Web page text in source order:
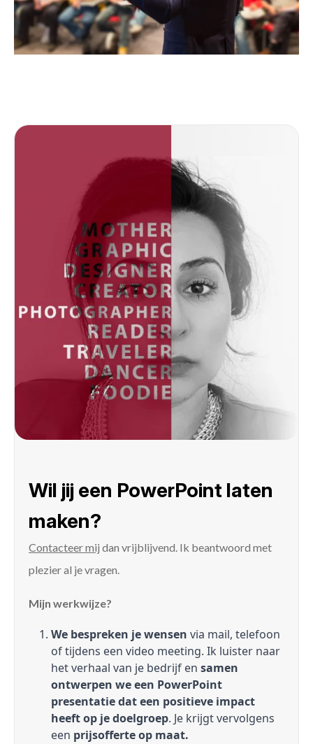
Wil jij een PowerPoint laten
maken?
Contacteer mij dan vrijblijvend. Ik beantwoord met
plezier al je vragen.
Mijn werkwijze?
We bespreken je wensen via mail, telefoon
of tijdens een video meeting. Ik luister naar
het verhaal van je bedrijf en samen
ontwerpen we een PowerPoint
presentatie dat een positieve impact
heeft op je doelgroep. Je krijgt vervolgens
een prijsofferte op maat.